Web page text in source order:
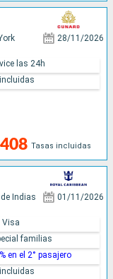
28/11/2026
Tasas incluidas
las 24h
Indias 01/11/2026
Visa
familias
en el 2° pasajero